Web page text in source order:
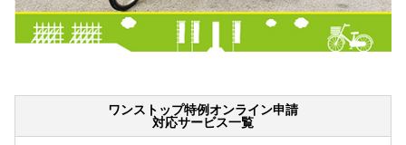
ワンストップ特例オンライン申請
対応サービス一覧